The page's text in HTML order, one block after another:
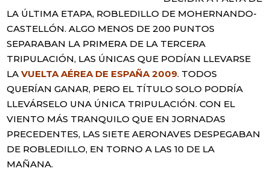
LA ÚLTIMA ETAPA, ROBLEDILLO DE MOHERNANDO-
CASTELLÓN. ALGO MENOS DE 200 PUNTOS
SEPARABAN LA PRIMERA DE LA TERCERA
TRIPULACIÓN, LAS ÚNICAS QUE PODÍAN LLEVARSE
LAVUELTA AÉREA DE ESPAÑA 2009. TODOS
QUERÍAN GANAR, PERO EL TÍTULO SOLO PODRÍA
LLEVÁRSELO UNA ÚNICA TRIPULACIÓN. CON EL
VIENTO MÁS TRANQUILO QUE EN JORNADAS
PRECEDENTES, LAS SIETE AERONAVES DESPEGABAN
DE ROBLEDILLO, EN TORNO A LAS 10 DE LA
MAÑANA.